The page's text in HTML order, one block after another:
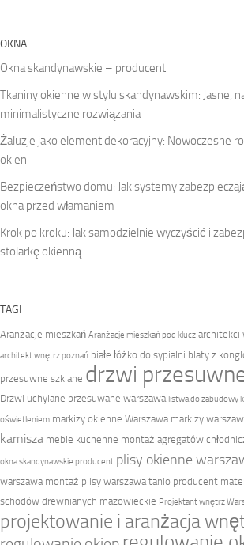
OKNA
Okna skandynawskie – producent
Tkaniny okienne w stylu skandynawskim: Jasne,
minimalistyczne rozwiązania
Żaluzje jako element dekoracyjny: Nowoczesne
okien
Bezpieczeństwo domu: Jak systemy
okna przed włamaniem
Krok po kroku: Jak samodzielnie wyczyścić i
stolarkę okienną
TAGI
Aranżacje mieszkań Aranżacje mieszkań pod klucz architekci
architekt wnętrz poznań białe łóżko do sypialni blaty z
przesuwne szklane drzwi
Drzwi uchylane przesuwane warszawa listwa do zabudowy
oświetleniem markizy okienne Warszawa markizy
karnisza meble kuchenne montaż agregatów
okna skandynawskie producent plisy okienne
warszawa montaż plisy warszawa tanio producent
schodów drewnianych mazowieckie Projektant wnętrz
projektowanie i aranżacja